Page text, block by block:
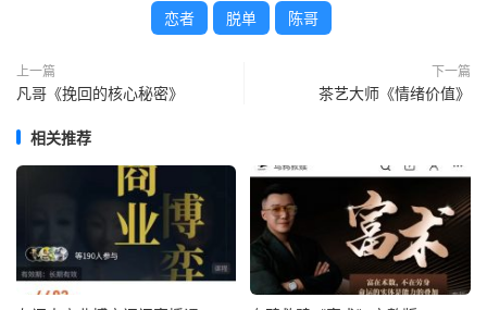
恋者 脱单 陈哥
上一篇
凡哥《挽回的核心秘密》
下一篇
茶艺大师《情绪价值》
相关推荐